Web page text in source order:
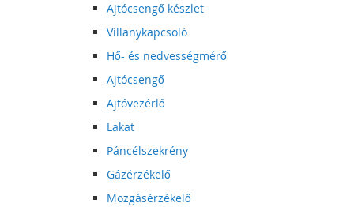
Ajtócsengő készlet
Villanykapcsoló
Hő- és nedvességmérő
Ajtócsengő
Ajtóvezérlő
Lakat
Páncélszekrény
Gázérzékelő
Mozgásérzékelő